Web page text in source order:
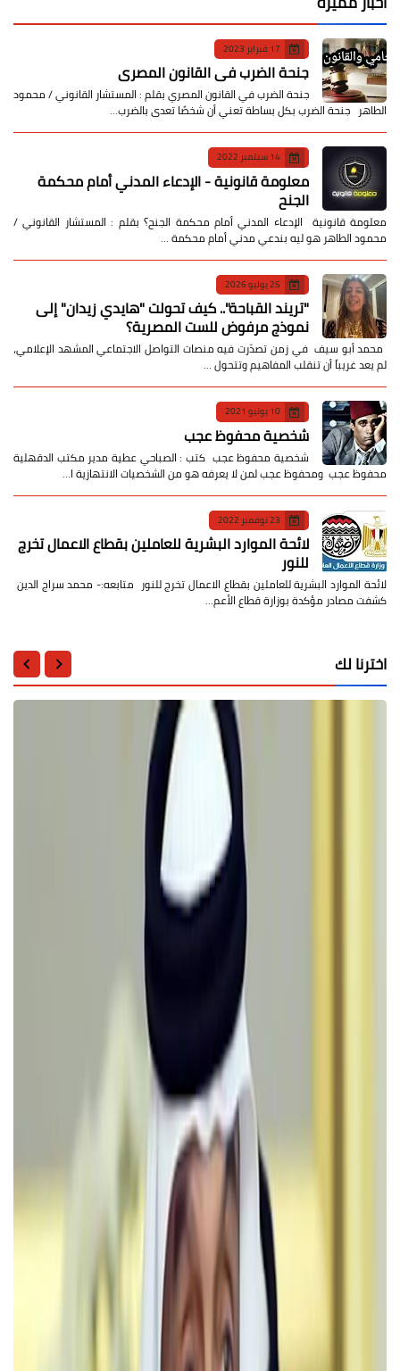
17 فبراير 2023
جنحة الضرب في القانون المصري
جنحة الضرب في القانون المصري بقلم : المستشار القانوني / محمود
الطاهر جنحة الضرب بكل بساطة تعني أن شخصًا تعدى بالضرب…
14 سبتمبر 2022
معلومة قانونية - الإدعاء المدني أمام محكمة
الجنح
معلومة قانونية الإدعاء المدني أمام محكمة الجنح؟ بقلم : المستشار القانوني /
محمود الطاهر هو ليه بندعي مدني أمام محكمة …
25 يوليو 2026
​"تريند القباحة".. كيف تحولت "هايدي زيدان" إلى
نموذج مرفوض للست المصرية؟
​ محمد أبو سيف ​في زمن تصدّرت فيه منصات التواصل الاجتماعي المشهد الإعلامي،
لم يعد غريباً أن تنقلب المفاهيم وتتحول …
10 يونيو 2021
شخصية محفوظ عجب
شخصية محفوظ عجب كتب : الصباحي عطية مدير مكتب الدقهلية
محفوظ عجب ومحفوظ عجب لمن لا يعرفه هو من الشخصيات الانتهازية ا…
23 نوفمبر 2022
لائحة الموارد البشرية للعاملين بقطاع الاعمال تخرج
للنور
لائحة الموارد البشرية للعاملين بقطاع الاعمال تخرج للنور متابعه:- محمد سراج الدين
كشفت مصادر مؤكدة بوزارة قطاع الأعم…
اخترنا لك